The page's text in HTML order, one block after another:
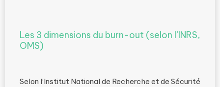
Les 3 dimensions du burn-out (selon l’INRS,
OMS)
Selon l’Institut National de Recherche et de Sécurité